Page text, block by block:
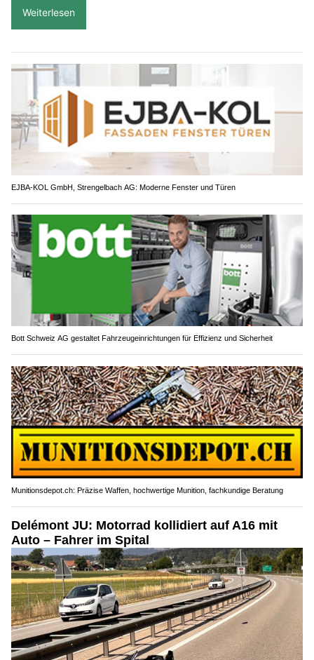
Weiterlesen
EJBA-KOL GmbH, Strengelbach AG: Moderne Fenster und Türen
Bott Schweiz AG gestaltet Fahrzeugeinrichtungen für Effizienz und Sicherheit
Munitionsdepot.ch: Präzise Waffen, hochwertige Munition, fachkundige Beratung
Delémont JU: Motorrad kollidiert auf A16 mit
Auto – Fahrer im Spital